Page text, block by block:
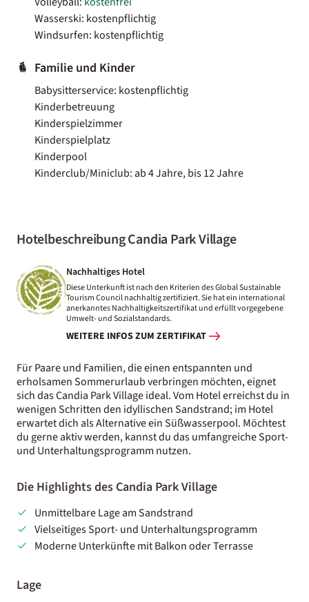
Wasserski: kostenpflichtig
Windsurfen: kostenpflichtig
Familie und Kinder
Babysitterservice: kostenpflichtig
Kinderbetreuung
Kinderspielzimmer
Kinderspielplatz
Kinderpool
Kinderclub/Miniclub: ab 4 Jahre, bis 12 Jahre
Hotelbeschreibung Candia Park Village
Nachhaltiges Hotel
Diese Unterkunft ist nach den Kriterien des Global Sustainable
Tourism Council nachhaltig zertifiziert. Sie hat ein international
anerkanntes Nachhaltigkeitszertifikat und erfüllt vorgegebene
Umwelt- und Sozialstandards.
WEITERE INFOS ZUM ZERTIFIKAT
Für Paare und Familien, die einen entspannten und
erholsamen Sommerurlaub verbringen möchten, eignet
sich das Candia Park Village ideal. Vom Hotel erreichst du in
wenigen Schritten den idyllischen Sandstrand; im Hotel
erwartet dich als Alternative ein Süßwasserpool. Möchtest
du gerne aktiv werden, kannst du das umfangreiche Sport-
und Unterhaltungsprogramm nutzen.
Die Highlights des Candia Park Village
Unmittelbare Lage am Sandstrand
Vielseitiges Sport- und Unterhaltungsprogramm
Moderne Unterkünfte mit Balkon oder Terrasse
Lage